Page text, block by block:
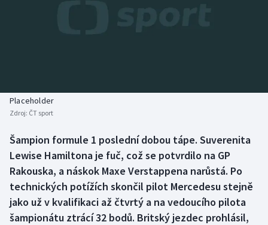
Biatlon
Box
Curling
Dostihy
Aplikace ČT sport
Placeholder
Zdroj: ČT sport
Šampion formule 1 poslední dobou tápe. Suverenita
Lewise Hamiltona je fuč, což se potvrdilo na GP
Rakouska, a náskok Maxe Verstappena narůstá. Po
technických potížích skončil pilot Mercedesu stejně
jako už v kvalifikaci až čtvrtý a na vedoucího pilota
šampionátu ztrácí 32 bodů. Britský jezdec prohlásil,